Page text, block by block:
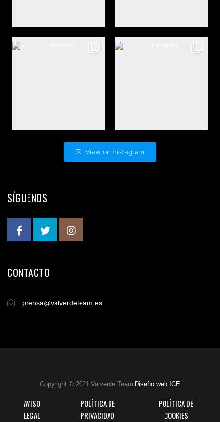
View on Instagram
SÍGUENOS
CONTACTO
prensa@valverdeteam.es
Copyright © 2021 Valverde Team Diseño web ICE
AVISO
LEGAL
POLÍTICA DE
PRIVACIDAD
POLÍTICA DE
COOKIES